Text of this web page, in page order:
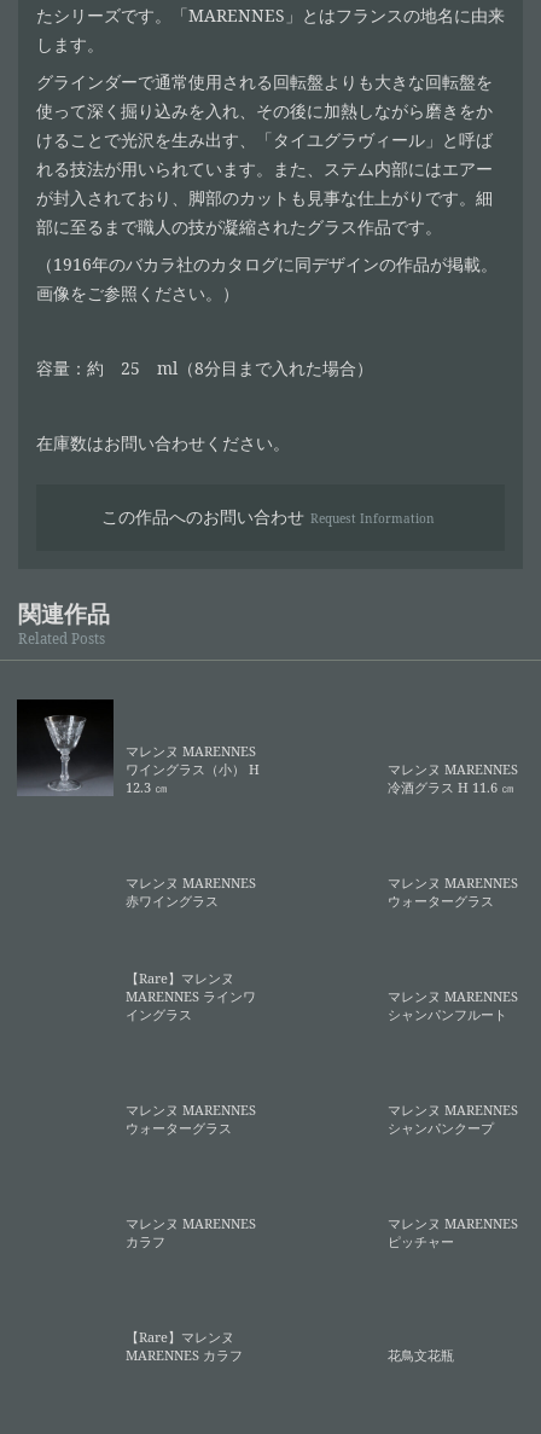
たシリーズです。「MARENNES」とはフランスの地名に由来
します。
グラインダーで通常使用される回転盤よりも大きな回転盤を
使って深く掘り込みを入れ、その後に加熱しながら磨きをか
けることで光沢を生み出す、「タイユグラヴィール」と呼ば
れる技法が用いられています。また、ステム内部にはエアー
が封入されており、脚部のカットも見事な仕上がりです。細
部に至るまで職人の技が凝縮されたグラス作品です。
（1916年のバカラ社のカタログに同デザインの作品が掲載。
画像をご参照ください。）
容量：約 25 ml（8分目まで入れた場合）
在庫数はお問い合わせください。
この作品へのお問い合わせ Request Information
関連作品
Related Posts
マレンヌ MARENNES
ワイングラス（小） H
12.3 ㎝
マレンヌ MARENNES
冷酒グラス H 11.6 ㎝
マレンヌ MARENNES
赤ワイングラス
マレンヌ MARENNES
ウォーターグラス
【Rare】マレンヌ
MARENNES ラインワ
イングラス
マレンヌ MARENNES
シャンパンフルート
マレンヌ MARENNES
ウォーターグラス
マレンヌ MARENNES
シャンパンクープ
マレンヌ MARENNES
カラフ
マレンヌ MARENNES
ピッチャー
【Rare】マレンヌ
MARENNES カラフ
花鳥文花瓶